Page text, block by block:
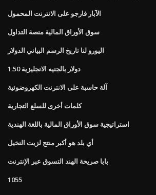
الآبار فارجو على الانترنت المحمول
سوق الأوراق المالية منصة التداول
اليورو لنا تاريخ الرسم البياني الدولار
1.50 دولار بالجنيه الانجليزية
آلة حاسبة على الانترنت الكهروضوئية
كلمات أخرى للسلع التجارية
استراتيجية سوق الأوراق المالية باللغة الهندية
أي بلد هو أكبر منتج لزيت النخيل
بابا صريحة الهند التسوق عبر الإنترنت
1055